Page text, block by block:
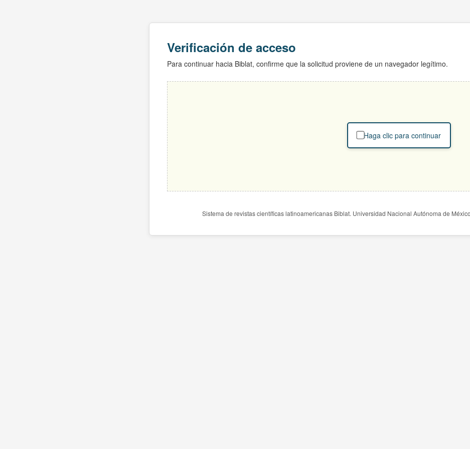
Verificación de acceso
Para continuar hacia Biblat, confirme que la solicitud proviene de un navegador legítimo.
Haga clic para continuar
Sistema de revistas científicas latinoamericanas Biblat. Universidad Nacional Autónoma de